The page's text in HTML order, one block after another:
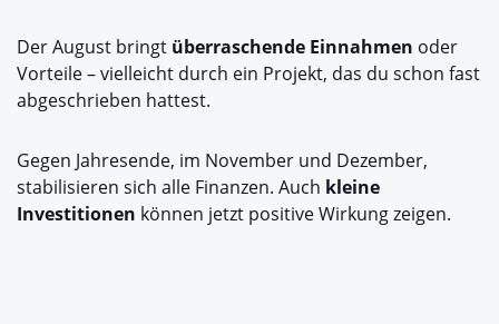
Der August bringt überraschende Einnahmen oder
Vorteile – vielleicht durch ein Projekt, das du schon fast
abgeschrieben hattest.
Gegen Jahresende, im November und Dezember,
stabilisieren sich alle Finanzen. Auch kleine
Investitionen können jetzt positive Wirkung zeigen.